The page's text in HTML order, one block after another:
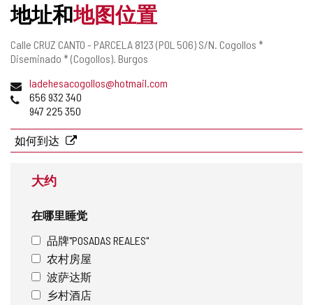
地址和地图位置
邮
寄
址
Calle CRUZ CANTO - PARCELA 8123 (POL 506) S/N. Cogollos *
Diseminado * (Cogollos). Burgos
电
子
地
址
ladehesacogollos@hotmail.com
电
656 932 340
947 225 350
如何到达
大约
在哪里睡觉
品牌"POSADAS REALES"
农村房屋
波萨达斯
乡村酒店